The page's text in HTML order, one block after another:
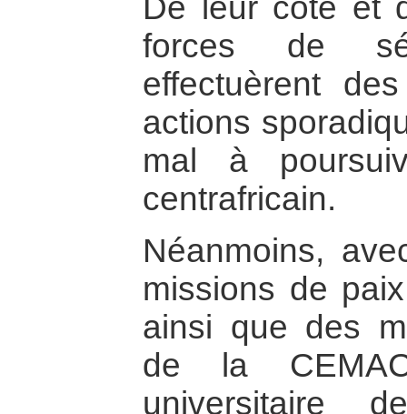
De leur côté et
forces de
effectuèrent
actions
mal à
centrafricain.
Néanmoins,
missions de
ainsi que des
de la
universitaire